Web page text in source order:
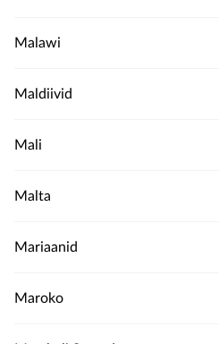
Malawi
Maldiivid
Mali
Malta
Mariaanid
Maroko